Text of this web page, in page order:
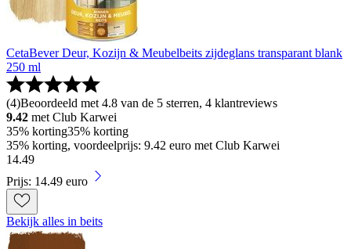
CetaBever Deur, Kozijn & Meubelbeits zijdeglans transparant blank
250 ml
(4)Beoordeeld met 4.8 van de 5 sterren, 4 klantreviews
9.42 met Club Karwei
35% korting35% korting
35% korting, voordeelprijs: 9.42 euro met Club Karwei
14.49
Prijs: 14.49 euro
Bekijk alles in beits